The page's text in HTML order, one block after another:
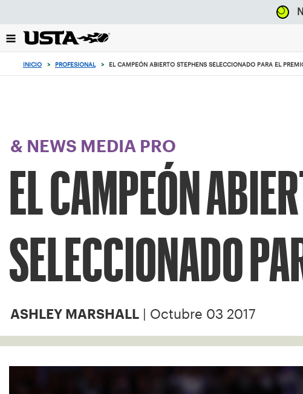
el
botón
INICIO > PROFESIONAL > EL CAMPEÓN ABIERTO STEPHENS SELECCIONADO PARA EL
& NEWS MEDIA PRO
EL CAMPEÓN
SELECCIONADO
ASHLEY MARSHALL | Octubre 03 2017